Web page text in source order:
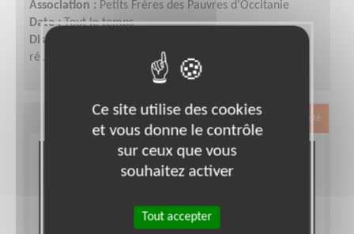
Association : Petits Frères des Pauvres d'Occitanie
Date :Tout le temps
Disponibilité demandée :
réunion d'équipes
Exclusion & Pauvreté
Ce site utilise des cookies
et vous donne le contrôle
sur ceux que vous
souhaitez activer
Tout accepter